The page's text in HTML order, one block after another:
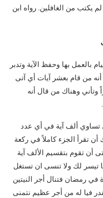
يكتب من الغافلين. رواه ابن
بالعمل بها وحفظ الآية وتدبر
من قام بعشر آيات أي آتى
وتأني وهناك من قال أنه
تساوي ألف آية في أي عدد
تقرأ الجزء كاملاً في ركعة
أن تقوم بتقسيم الألف آية
لك ولا تنسى ان تستغل
في رمضان فتنال أجر النيتين
فيا له من أجر عظيم نتمنى